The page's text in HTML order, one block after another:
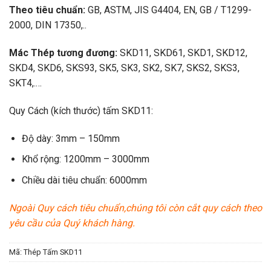
Theo tiêu chuẩn: GB, ASTM, JIS G4404, EN, GB / T1299-
2000, DIN 17350,..
Mác Thép tương đương: SKD11, SKD61, SKD1, SKD12,
SKD4, SKD6, SKS93, SK5, SK3, SK2, SK7, SKS2, SKS3,
SKT4,.…
Quy Cách (kích thước) tấm SKD11:
Độ dày: 3mm – 150mm
Khổ rộng: 1200mm – 3000mm
Chiều dài tiêu chuẩn: 6000mm
Ngoài Quy cách tiêu chuẩn,chúng tôi còn cắt quy cách theo
yêu cầu của Quý khách hàng.
Mã: Thép Tấm SKD11